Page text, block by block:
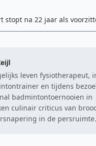
stopt na 22 jaar als
leven fysiotherapeut,
en tijdens
badmintontoernooien in
culinair criticus van
in de persruimte.